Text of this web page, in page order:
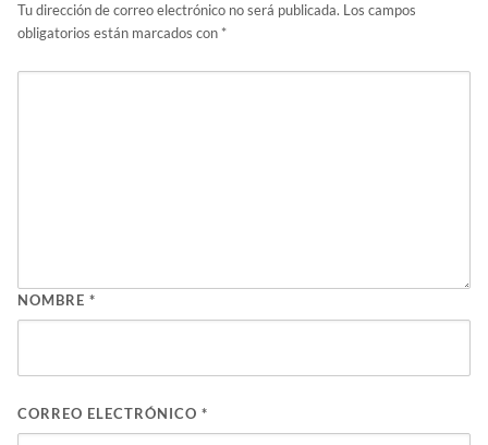
Tu dirección de correo electrónico no será publicada. Los campos
obligatorios están marcados con *
NOMBRE *
CORREO ELECTRÓNICO *